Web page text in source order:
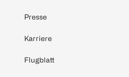
Presse
Karriere
Flugblatt